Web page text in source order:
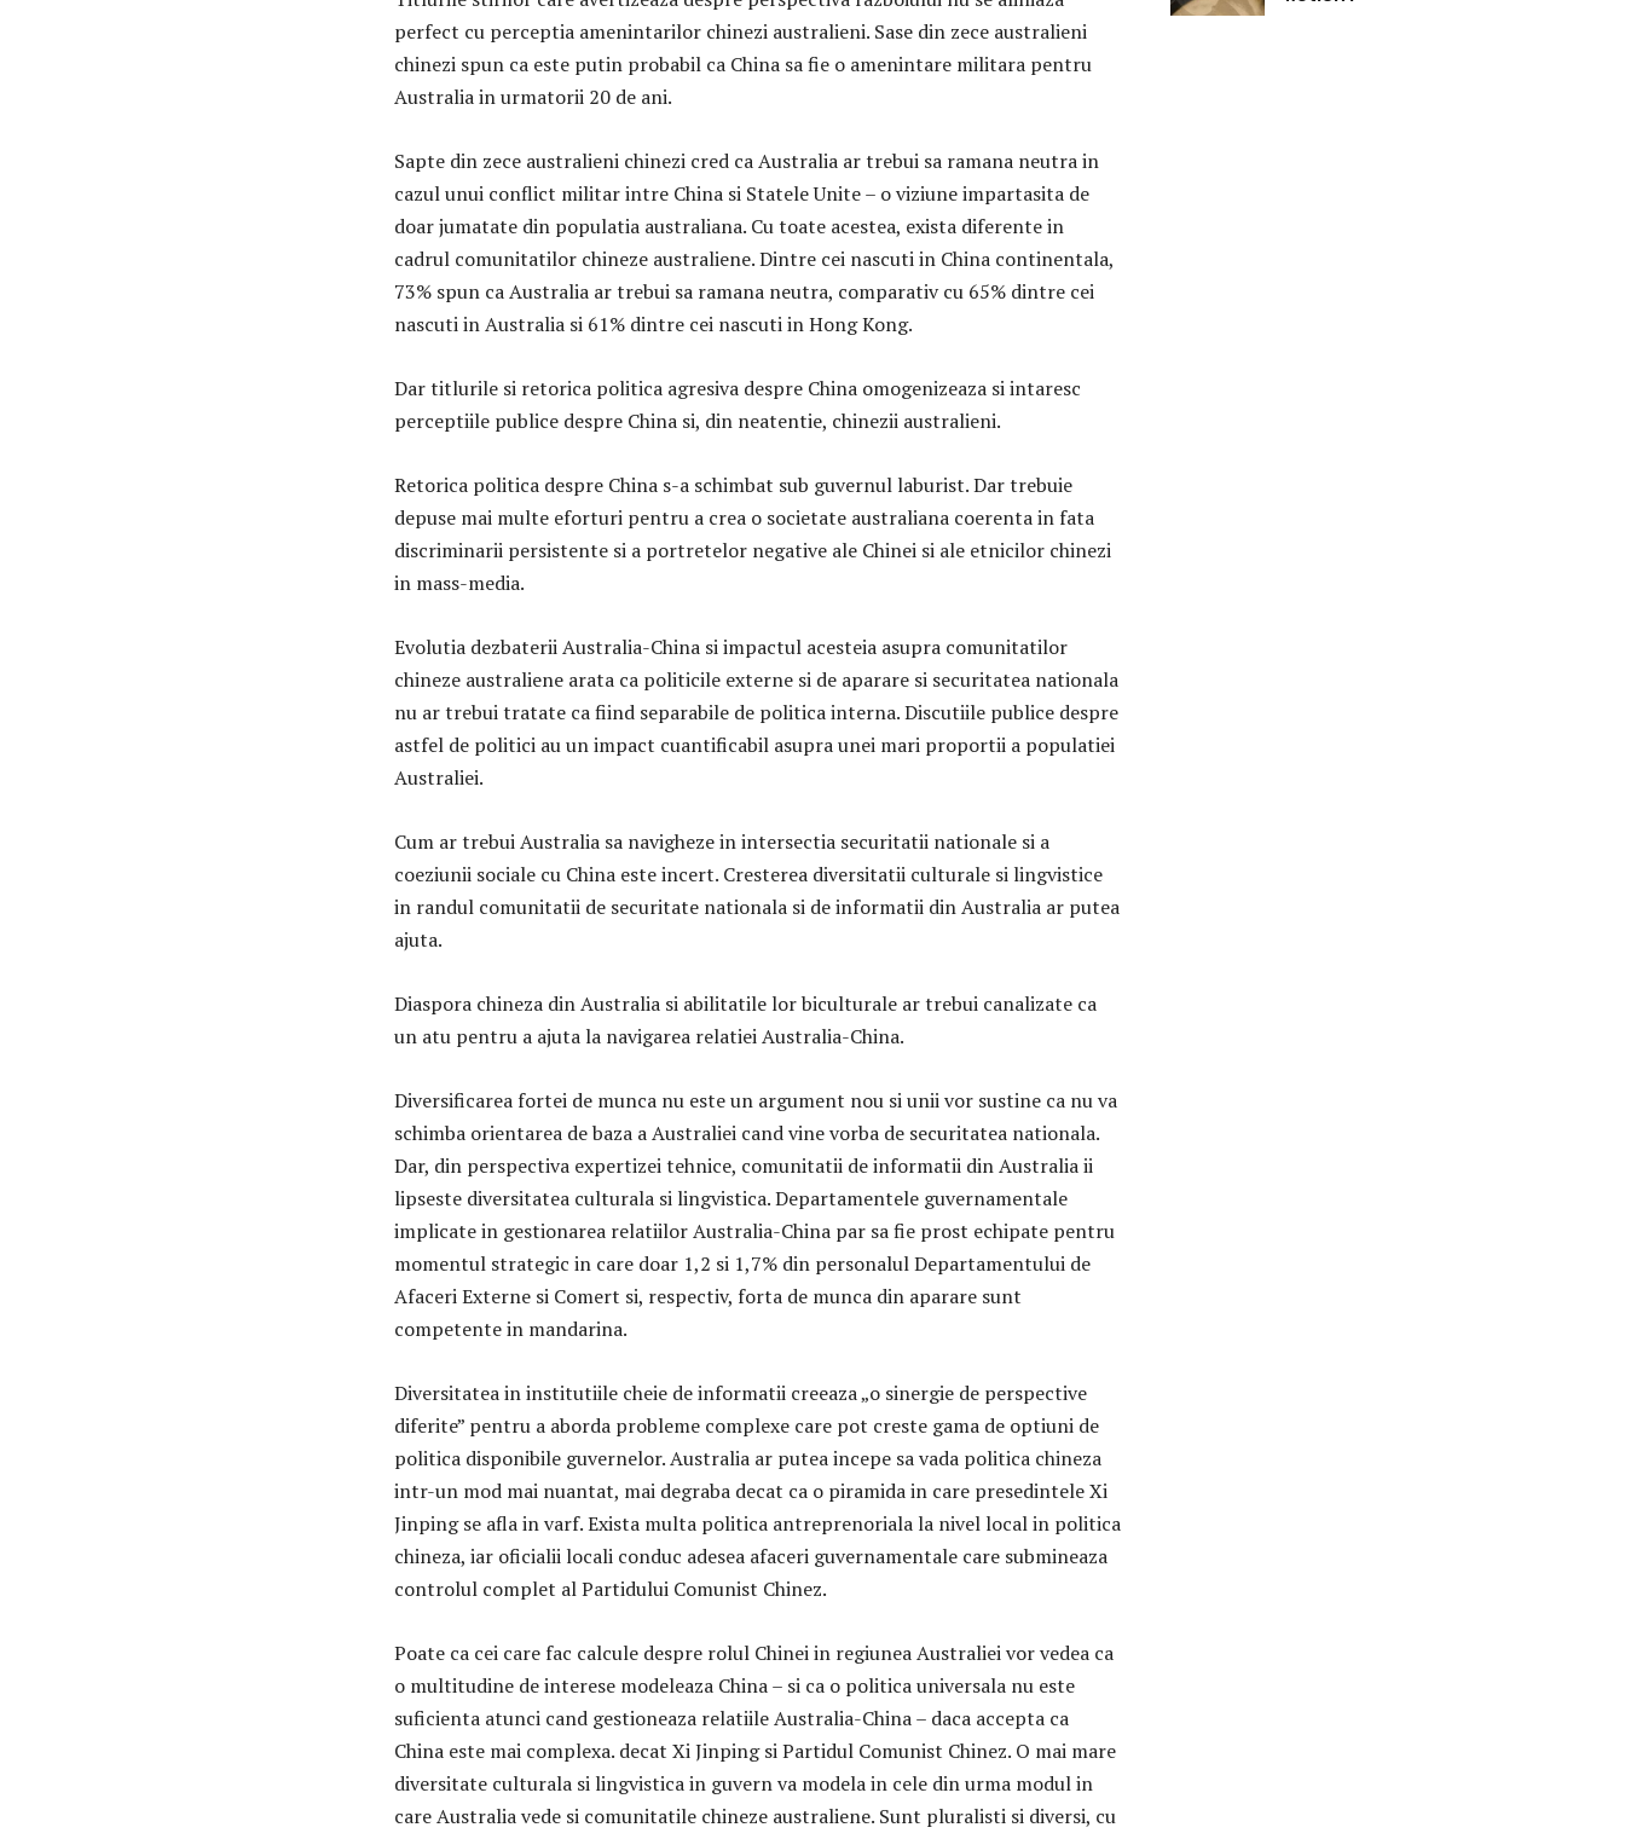
perfect cu perceptia amenintarilor chinezi australieni. Sase din zece australieni
chinezi spun ca este putin probabil ca China sa fie o amenintare militara pentru
Australia in urmatorii 20 de ani.
Sapte din zece australieni chinezi cred ca Australia ar trebui sa ramana neutra in
cazul unui conflict militar intre China si Statele Unite – o viziune impartasita de
doar jumatate din populatia australiana. Cu toate acestea, exista diferente in
cadrul comunitatilor chineze australiene. Dintre cei nascuti in China continentala,
73% spun ca Australia ar trebui sa ramana neutra, comparativ cu 65% dintre cei
nascuti in Australia si 61% dintre cei nascuti in Hong Kong.
Dar titlurile si retorica politica agresiva despre China omogenizeaza si intaresc
perceptiile publice despre China si, din neatentie, chinezii australieni.
Retorica politica despre China s-a schimbat sub guvernul laburist. Dar trebuie
depuse mai multe eforturi pentru a crea o societate australiana coerenta in fata
discriminarii persistente si a portretelor negative ale Chinei si ale etnicilor chinezi
in mass-media.
Evolutia dezbaterii Australia-China si impactul acesteia asupra comunitatilor
chineze australiene arata ca politicile externe si de aparare si securitatea nationala
nu ar trebui tratate ca fiind separabile de politica interna. Discutiile publice despre
astfel de politici au un impact cuantificabil asupra unei mari proportii a populatiei
Australiei.
Cum ar trebui Australia sa navigheze in intersectia securitatii nationale si a
coeziunii sociale cu China este incert. Cresterea diversitatii culturale si lingvistice
in randul comunitatii de securitate nationala si de informatii din Australia ar putea
ajuta.
Diaspora chineza din Australia si abilitatile lor biculturale ar trebui canalizate ca
un atu pentru a ajuta la navigarea relatiei Australia-China.
Diversificarea fortei de munca nu este un argument nou si unii vor sustine ca nu va
schimba orientarea de baza a Australiei cand vine vorba de securitatea nationala.
Dar, din perspectiva expertizei tehnice, comunitatii de informatii din Australia ii
lipseste diversitatea culturala si lingvistica. Departamentele guvernamentale
implicate in gestionarea relatiilor Australia-China par sa fie prost echipate pentru
momentul strategic in care doar 1,2 si 1,7% din personalul Departamentului de
Afaceri Externe si Comert si, respectiv, forta de munca din aparare sunt
competente in mandarina.
Diversitatea in institutiile cheie de informatii creeaza „o sinergie de perspective
diferite” pentru a aborda probleme complexe care pot creste gama de optiuni de
politica disponibile guvernelor. Australia ar putea incepe sa vada politica chineza
intr-un mod mai nuantat, mai degraba decat ca o piramida in care presedintele Xi
Jinping se afla in varf. Exista multa politica antreprenoriala la nivel local in politica
chineza, iar oficialii locali conduc adesea afaceri guvernamentale care submineaza
controlul complet al Partidului Comunist Chinez.
Poate ca cei care fac calcule despre rolul Chinei in regiunea Australiei vor vedea ca
o multitudine de interese modeleaza China – si ca o politica universala nu este
suficienta atunci cand gestioneaza relatiile Australia-China – daca accepta ca
China este mai complexa. decat Xi Jinping si Partidul Comunist Chinez. O mai mare
diversitate culturala si lingvistica in guvern va modela in cele din urma modul in
care Australia vede si comunitatile chineze australiene. Sunt pluralisti si diversi, cu